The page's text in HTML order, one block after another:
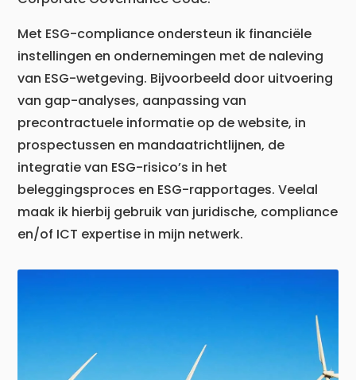
Met ESG-compliance ondersteun ik financiële
instellingen en ondernemingen met de naleving
van ESG-wetgeving. Bijvoorbeeld door uitvoering
van gap-analyses, aanpassing van
precontractuele informatie op de website, in
prospectussen en mandaatrichtlijnen, de
integratie van ESG-risico’s in het
beleggingsproces en ESG-rapportages. Veelal
maak ik hierbij gebruik van juridische, compliance
en/of ICT expertise in mijn netwerk.